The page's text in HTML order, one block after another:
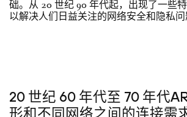
础。从 20 世纪 90 年代起，出现了一些特
以解决人们日益关注的网络安全和隐私问
20 世纪 60 年代至 70 年代
形和不同网络之间的连接需